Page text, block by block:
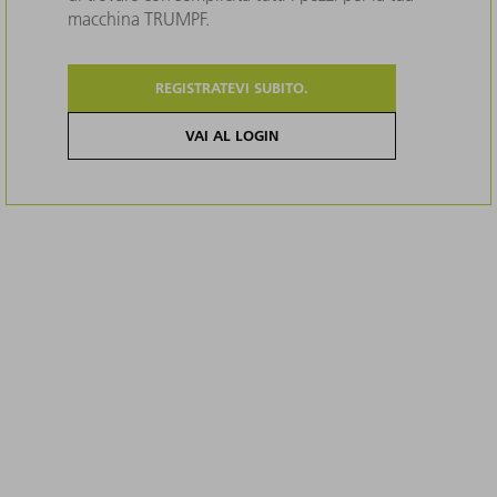
macchina TRUMPF.
REGISTRATEVI SUBITO.
VAI AL LOGIN